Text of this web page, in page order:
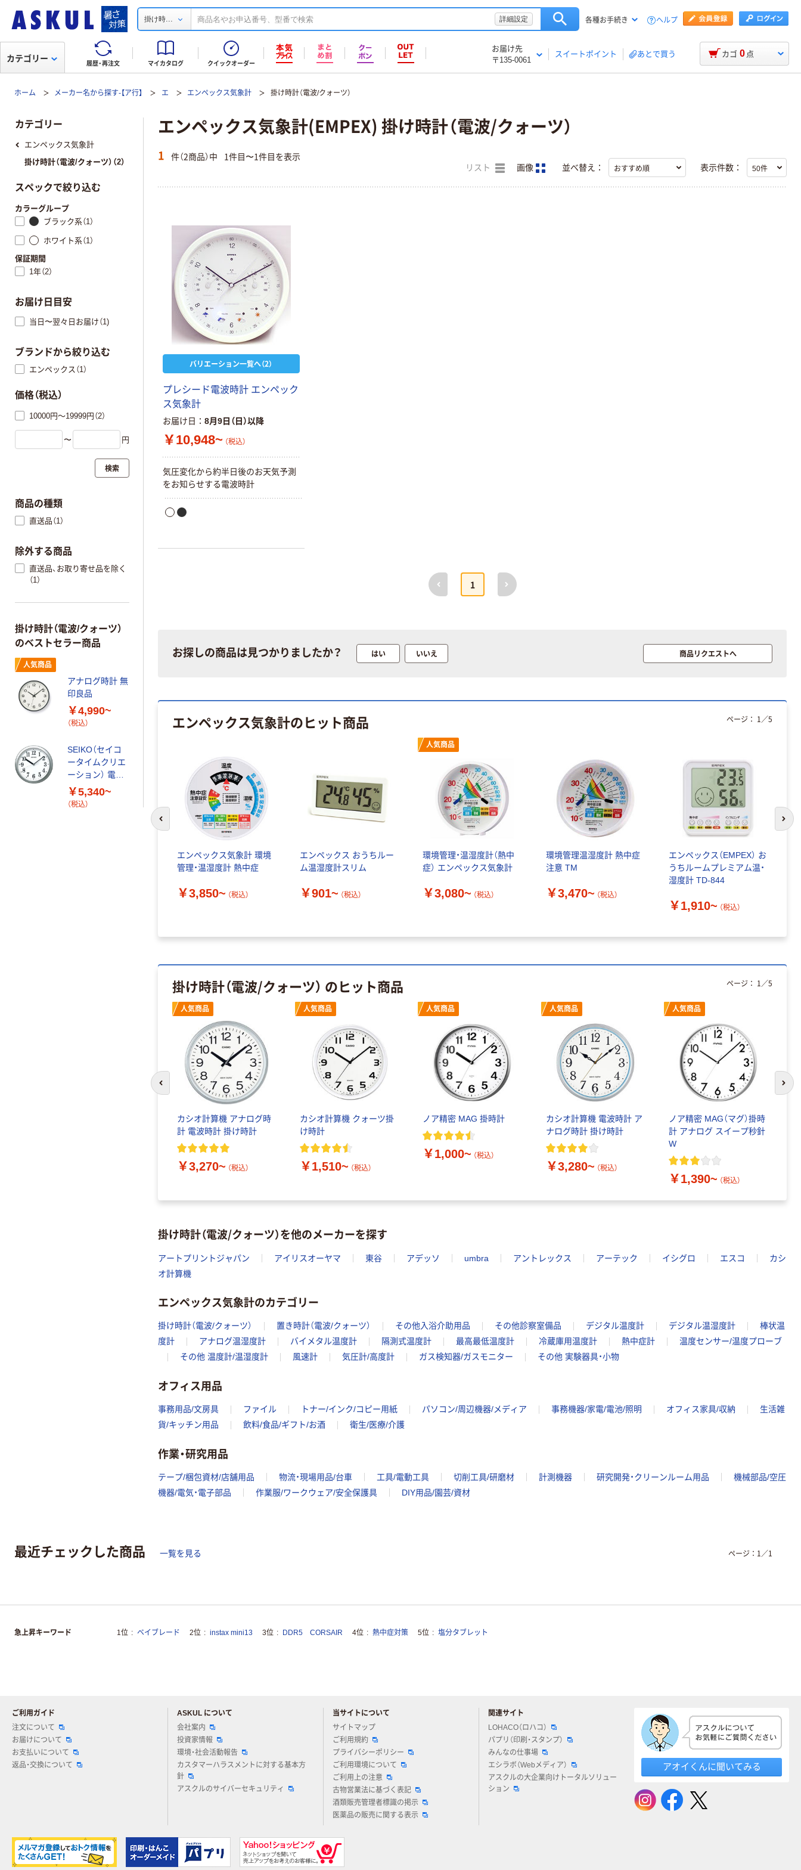
掛け時... 詳細設定 各種お手続き ヘルプ
履歴・再注文 マイカタログ クイックオーダー
お届け先
〒135-0061
スイートポイント あとで買う
カテゴリー カゴ 0 点
ホーム メーカー名から探す-【ア行】 エ エンペックス気象計 掛け時計（電波/クォーツ）
エンペックス気象計(EMPEX) 掛け時計（電波/クォーツ）
1 件（2商品）中 1件目〜1件目を表示
リスト 画像 並べ替え： 表示件数：
バリエーション一覧へ（2）
プレシード電波時計 エンペック
ス気象計
お届け日 8月9日（日）以降
￥10,948~ （税込）
気圧変化から約半日後のお天気予測
をお知らせする電波時計
前へ
1
次へ
お探しの商品は見つかりましたか？ はい いいえ 商品リクエストへ
エンペックス気象計のヒット商品
エンペックス気象計 環境
管理・温湿度計 熱中症
￥3,850~ （税込）
エンペックス おうちルー
ム温湿度計スリム
￥901~ （税込）
人気商品
環境管理・温湿度計（熱中
症） エンペックス気象計
￥3,080~ （税込）
環境管理温湿度計 熱中症
注意 TM
￥3,470~ （税込）
エンペックス（EMPEX） お
うちルームプレミアム温・
湿度計 TD-844
￥1,910~ （税込）
ページ： 1 ／5
前のスライドへ 次
掛け時計（電波/クォーツ） のヒット商品
人気商品
カシオ計算機 アナログ時
計 電波時計 掛け時計
￥3,270~ （税込）
人気商品
カシオ計算機 クォーツ掛
け時計
￥1,510~ （税込）
人気商品
ノア精密 MAG 掛時計
￥1,000~ （税込）
人気商品
カシオ計算機 電波時計 ア
ナログ時計 掛け時計
￥3,280~ （税込）
人気商品
ノア精密 MAG（マグ）掛時
計 アナログ スイープ秒針
W
￥1,390~ （税込）
ページ： 1 ／5
前のスライドへ 次
掛け時計（電波/クォーツ）を他のメーカーを探す
アートプリントジャパン アイリスオーヤマ 東谷 アデッソ umbra アントレックス アーテック イシグロ エスコ
カシ
オ計算機
エンペックス気象計のカテゴリー
掛け時計（電波/クォーツ） 置き時計（電波/クォーツ） その他入浴介助用品 その他診察室備品 デジタル温度計 デジタル温湿度計
棒状温
度計
アナログ温湿度計 バイメタル温度計 隔測式温度計 最高最低温度計 冷蔵庫用温度計 熱中症計
温度センサー/温度プローブ
その他 温度計/温湿度計
風速計 気圧計/高度計 ガス検知器/ガスモニター その他 実験器具・小物
オフィス用品
事務用品/文房具 ファイル トナー/インク/コピー用紙 パソコン/周辺機器/メディア 事務機器/家電/電池/照明 オフィス家具/収納
生活雑
貨/キッチン用品
飲料/食品/ギフト/お酒 衛生/医療/介護
作業・研究用品
テープ/梱包資材/店舗用品 物流・現場用品/台車 工具/電動工具 切削工具/研磨材 計測機器 研究開発・クリーンルーム用品
機械部品/空圧
機器/電気・電子部品
作業服/ワークウェア/安全保護具 DIY用品/園芸/資材
カテゴリー
エンペックス気象計
掛け時計（電波/クォーツ）（2）
スペックで絞り込む
カラーグループ
ブラック系（1）
ホワイト系（1）
保証期間
1年（2）
お届け日目安
当日〜翌々日お届け（1)
ブランドから絞り込む
エンペックス（1）
価格（税込）
10000円～19999円（2）
〜 円
検索
商品の種類
直送品（1）
除外する商品
直送品、お取り寄せ品を除く
（1）
掛け時計（電波/クォーツ）
のベストセラー商品
人気商品
アナログ時計 無
印良品
￥4,990~
（税込）
SEIKO（セイコ
ータイムクリエ
ーション） 電波
掛時計 直径
280×奥行46mm
￥5,340~
（税込）
最近チェックした商品 一覧を見る ページ： 1 ／1
急上昇キーワード 1位 ベイブレード 2位 instax mini13 3位 DDR5 CORSAIR 4位 熱中症対策 5位 塩分タブレット
ご利用ガイド
注文について
お届けについて
お支払いについて
返品・交換について
ASKUL について
会社案内
投資家情報
環境・社会活動報告
カスタマーハラスメントに対する基本方
針
アスクルのサイバーセキュリティ
当サイトについて
サイトマップ
ご利用規約
プライバシーポリシー
ご利用環境について
ご利用上の注意
古物営業法に基づく表記
酒類販売管理者標識の掲示
医薬品の販売に関する表示
関連サイト
LOHACO（ロハコ）
パプリ（印刷・スタンプ）
みんなの仕事場
エシラボ（Webメディア）
アスクルの大企業向けトータルソリュー
ション
アオイくんに聞いてみる